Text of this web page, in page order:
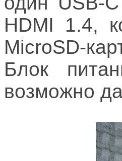
HDMI 1.4,
MicroSD-
Блок
возможно